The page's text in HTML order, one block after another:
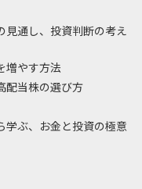
見通し、投資判断の考え
増やす方法
配当株の選び方
学ぶ、お金と投資の極意